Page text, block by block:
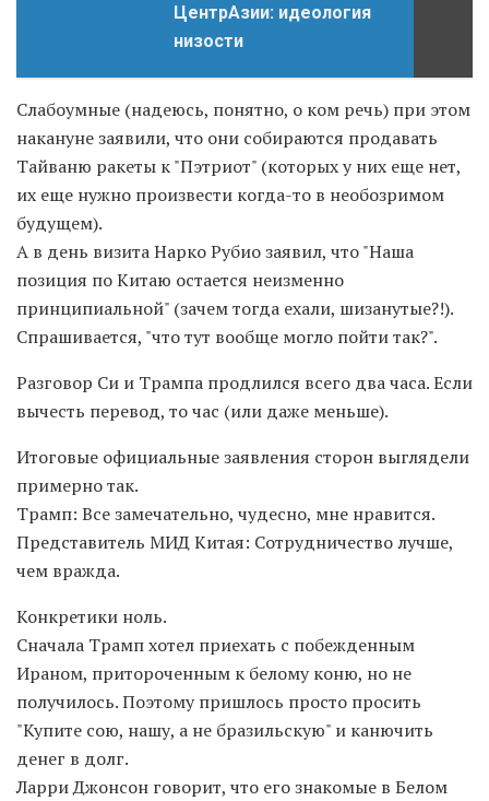
ЦентрАзии: идеология
низости
Слабоумные (надеюсь, понятно, о ком речь) при этом
накануне заявили, что они собираются продавать
Тайваню ракеты к "Пэтриот" (которых у них еще нет,
их еще нужно произвести когда-то в необозримом
будущем).
А в день визита Нарко Рубио заявил, что "Наша
позиция по Китаю остается неизменно
принципиальной" (зачем тогда ехали, шизанутые?!).
Спрашивается, "что тут вообще могло пойти так?".
Разговор Си и Трампа продлился всего два часа. Если
вычесть перевод, то час (или даже меньше).
Итоговые официальные заявления сторон выглядели
примерно так.
Трамп: Все замечательно, чудесно, мне нравится.
Представитель МИД Китая: Сотрудничество лучше,
чем вражда.
Конкретики ноль.
Сначала Трамп хотел приехать с побежденным
Ираном, притороченным к белому коню, но не
получилось. Поэтому пришлось просто просить
"Купите сою, нашу, а не бразильскую" и канючить
денег в долг.
Ларри Джонсон говорит, что его знакомые в Белом